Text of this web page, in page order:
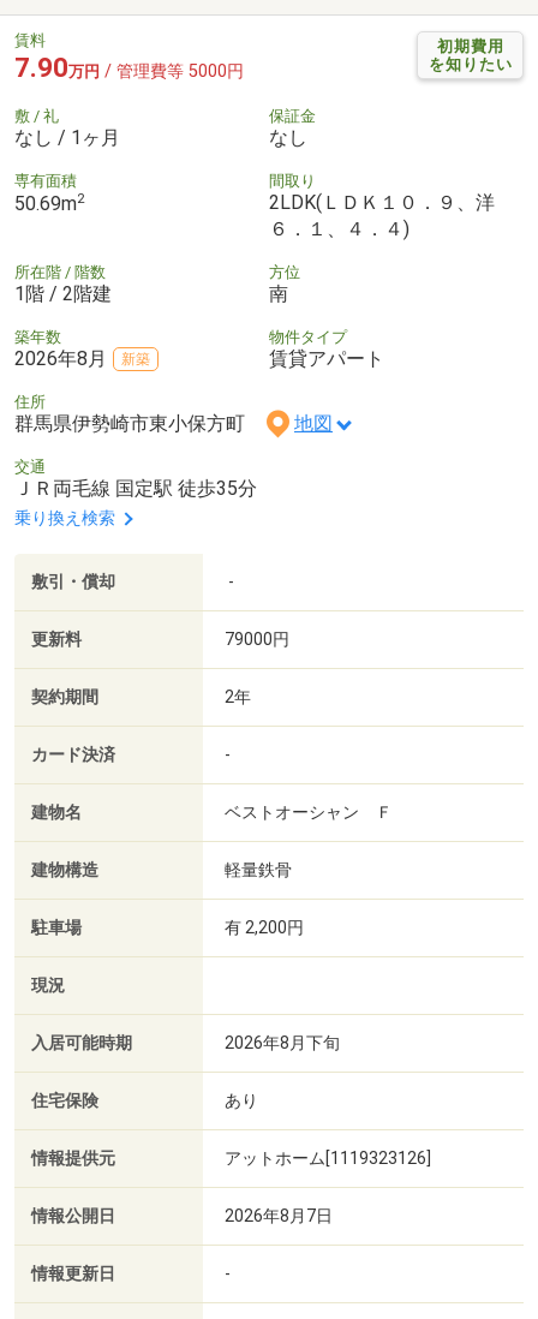
初期費用
を知りたい
賃料
7.90万円 / 管理費等 5000円
敷 / 礼
なし / 1ヶ月
保証金
なし
専有面積
50.69m2
間取り
2LDK(ＬＤＫ１０．９、洋
６．１、４．４)
所在階 / 階数
1階 / 2階建
方位
南
築年数
2026年8月 新築
物件タイプ
賃貸アパート
住所
群馬県伊勢崎市東小保方町 地図
交通
ＪＲ両毛線 国定駅 徒歩35分
乗り換え検索
敷引・償却 -
更新料 79000円
契約期間 2年
カード決済 -
建物名 ベストオーシャン Ｆ
建物構造 軽量鉄骨
駐車場 有 2,200円
現況
入居可能時期 2026年8月下旬
住宅保険 あり
情報提供元 アットホーム[1119323126]
情報公開日 2026年8月7日
情報更新日 -